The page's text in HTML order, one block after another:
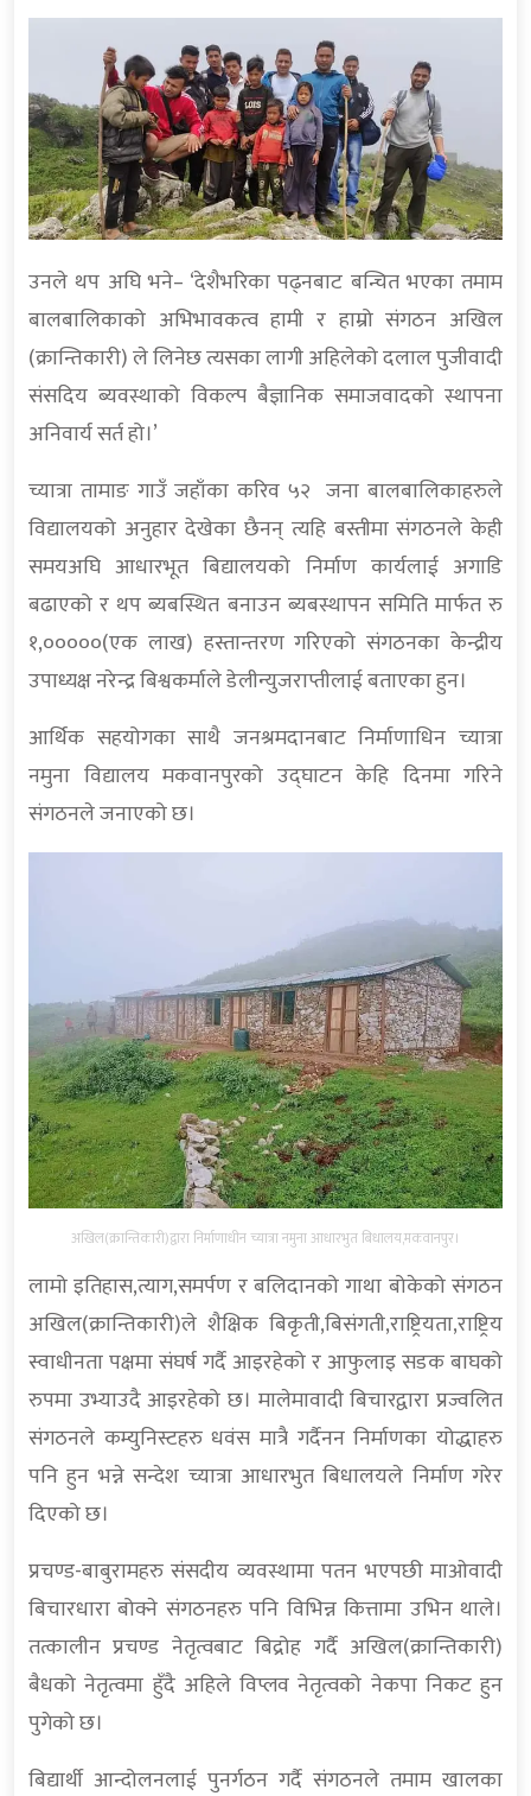
उनले थप अघि भने– ‘देशैभरिका पढ्नबाट बन्चित भएका तमाम
बालबालिकाको अभिभावकत्व हामी र हाम्रो संगठन अखिल
(क्रान्तिकारी) ले लिनेछ त्यसका लागी अहिलेको दलाल पुजीवादी
संसदिय ब्यवस्थाको विकल्प बैज्ञानिक समाजवादको स्थापना
अनिवार्य सर्त हो।’
च्यात्रा तामाङ गाउँ जहाँका करिव ५२ जना बालबालिकाहरुले
विद्यालयको अनुहार देखेका छैनन् त्यहि बस्तीमा संगठनले केही
समयअघि आधारभूत बिद्यालयको निर्माण कार्यलाई अगाडि
बढाएको र थप ब्यबस्थित बनाउन ब्यबस्थापन समिति मार्फत रु
१,०००००(एक लाख) हस्तान्तरण गरिएको संगठनका केन्द्रीय
उपाध्यक्ष नरेन्द्र बिश्वकर्माले डेलीन्युजराप्तीलाई बताएका हुन।
आर्थिक सहयोगका साथै जनश्रमदानबाट निर्माणाधिन च्यात्रा
नमुना विद्यालय मकवानपुरको उद्घाटन केहि दिनमा गरिने
संगठनले जनाएको छ।
अखिल(क्रान्तिकारी)द्वारा निर्माणाधीन च्यात्रा नमुना आधारभुत बिधालय,मकवानपुर।
लामो इतिहास,त्याग,समर्पण र बलिदानको गाथा बोकेको संगठन
अखिल(क्रान्तिकारी)ले शैक्षिक बिकृती,बिसंगती,राष्ट्रियता,राष्ट्रिय
स्वाधीनता पक्षमा संघर्ष गर्दै आइरहेको र आफुलाइ सडक बाघको
रुपमा उभ्याउदै आइरहेको छ। मालेमावादी बिचारद्वारा प्रज्वलित
संगठनले कम्युनिस्टहरु धवंस मात्रै गर्दैनन निर्माणका योद्धाहरु
पनि हुन भन्ने सन्देश च्यात्रा आधारभुत बिधालयले निर्माण गरेर
दिएको छ।
प्रचण्ड-बाबुरामहरु संसदीय व्यवस्थामा पतन भएपछी माओवादी
बिचारधारा बोक्ने संगठनहरु पनि विभिन्न कित्तामा उभिन थाले।
तत्कालीन प्रचण्ड नेतृत्वबाट बिद्रोह गर्दै अखिल(क्रान्तिकारी)
बैधको नेतृत्वमा हुँदै अहिले विप्लव नेतृत्वको नेकपा निकट हुन
पुगेको छ।
बिद्यार्थी आन्दोलनलाई पुनर्गठन गर्दै संगठनले तमाम खालका